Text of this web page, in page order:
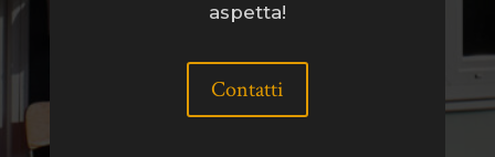
aspetta!
Contatti